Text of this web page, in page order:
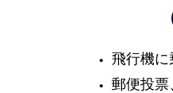
飛行機に
郵便投票